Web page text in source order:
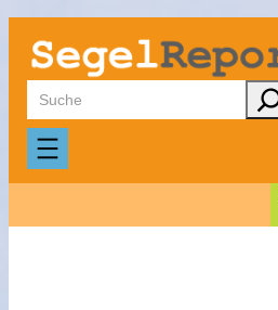
Zum
Inhalt
springen
Suchen